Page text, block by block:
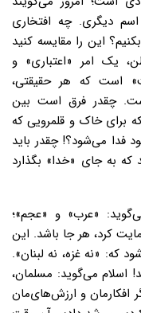
اسم دیگری. چه افتخاری
این‌ را مقایسه کنید
یک امر «اعتباری» و
است که هر حقیقتی،
چقدر فرق است بین
برای خاک و قلمرویی که
فدا می‌شود؟! چقدر باید
که به جای «خدا» بگذارد
«عرب» و «عجم»؛
کرد، هر جا باشد. این
که: «نه غزه، نه لبنان».
اسلام می‌گوید: مسلمان،
افکارمان و ارزش‌های‌مان